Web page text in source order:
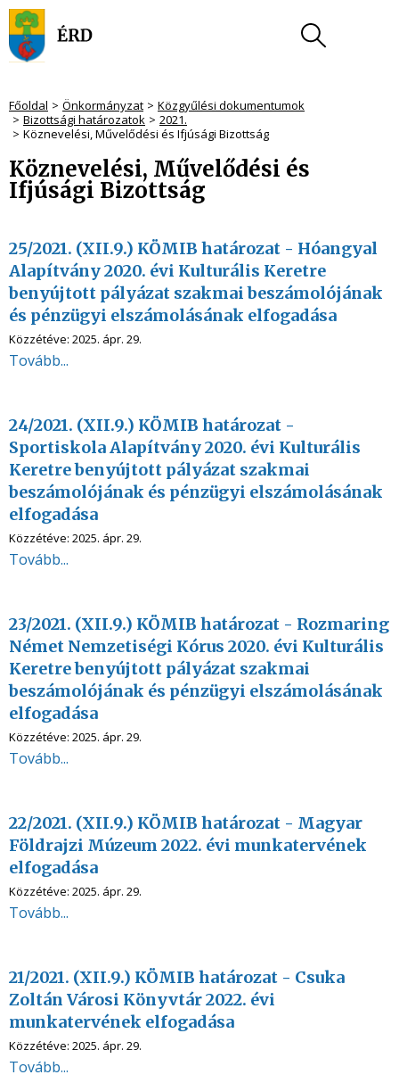
Főoldal Önkormányzat
Közgyűlési dokumentumok
Bizottsági határozatok
2021.
Köznevelési, Művelődési és Ifjúsági Bizottság
Köznevelési, Művelődési és
Ifjúsági Bizottság
25/2021. (XII.9.) KÖMIB határozat - Hóangyal
Alapítvány 2020. évi Kulturális Keretre
benyújtott pályázat szakmai beszámolójának
és pénzügyi elszámolásának elfogadása
Közzétéve: 2025. ápr. 29.
Tovább...
24/2021. (XII.9.) KÖMIB határozat -
Sportiskola Alapítvány 2020. évi Kulturális
Keretre benyújtott pályázat szakmai
beszámolójának és pénzügyi elszámolásának
elfogadása
Közzétéve: 2025. ápr. 29.
Tovább...
23/2021. (XII.9.) KÖMIB határozat - Rozmaring
Német Nemzetiségi Kórus 2020. évi Kulturális
Keretre benyújtott pályázat szakmai
beszámolójának és pénzügyi elszámolásának
elfogadása
Közzétéve: 2025. ápr. 29.
Tovább...
22/2021. (XII.9.) KÖMIB határozat - Magyar
Földrajzi Múzeum 2022. évi munkatervének
elfogadása
Közzétéve: 2025. ápr. 29.
Tovább...
21/2021. (XII.9.) KÖMIB határozat - Csuka
Zoltán Városi Könyvtár 2022. évi
munkatervének elfogadása
Közzétéve: 2025. ápr. 29.
Tovább...